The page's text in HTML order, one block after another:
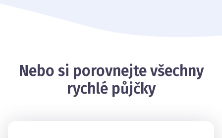
Nebo si porovnejte všechny
rychlé půjčky